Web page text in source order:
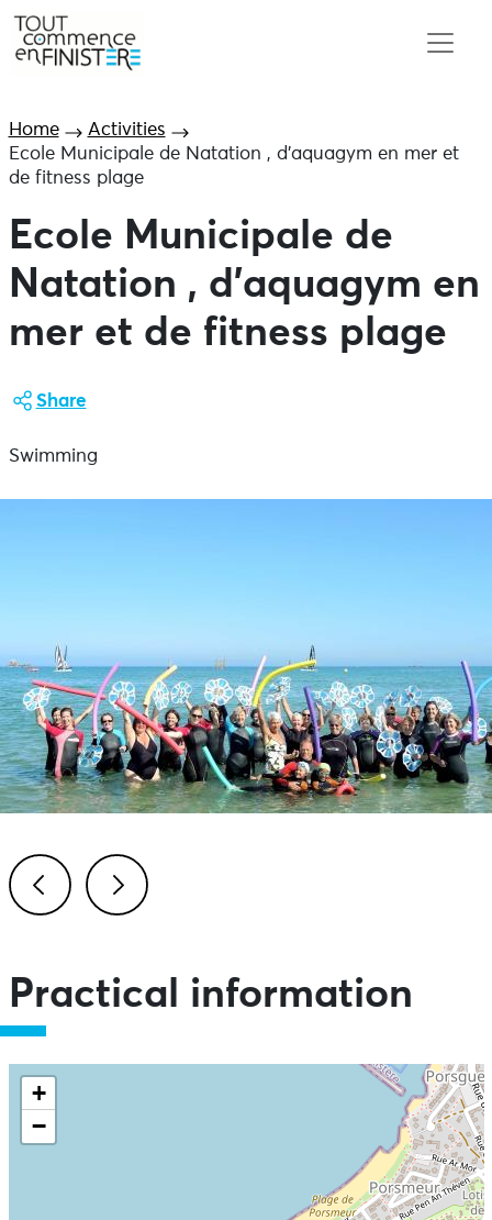
Home
Activities
Ecole Municipale de Natation , d’aquagym en mer et
de fitness plage
Ecole Municipale de
Natation , d’aquagym en
mer et de fitness plage
Share
Swimming
Practical information
+
−